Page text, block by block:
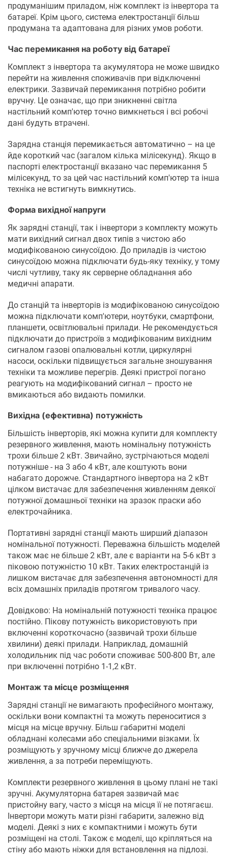
продуманішим приладом, ніж комплект із інвертора та
батареї. Крім цього, система електростанції більш
продумана та адаптована для різних умов роботи.
Час перемикання на роботу від батареї
Комплект з інвертора та акумулятора не може швидко
перейти на живлення споживачів при відключенні
електрики. Зазвичай перемикання потрібно робити
вручну. Це означає, що при зникненні світла
настільний комп'ютер точно вимкнеться і всі робочі
дані будуть втрачені.
Зарядна станція перемикається автоматично – на це
йде короткий час (загалом кілька мілісекунд). Якщо в
паспорті електростанції вказано час перемикання 5
мілісекунд, то за цей час настільний комп'ютер та інша
техніка не встигнуть вимкнутись.
Форма вихідної напруги
Як зарядні станції, так і інвертори з комплекту можуть
мати вихідний сигнал двох типів з чистою або
модифікованою синусоїдою. До приладів із чистою
синусоїдою можна підключати будь-яку техніку, у тому
числі чутливу, таку як серверне обладнання або
медичні апарати.
До станцій та інверторів із модифікованою синусоїдою
можна підключати комп'ютери, ноутбуки, смартфони,
планшети, освітлювальні прилади. Не рекомендується
підключати до пристроїв з модифікованим вихідним
сигналом газові опалювальні котли, циркулярні
насоси, оскільки підвищується загальне зношування
техніки та можливе перегрів. Деякі пристрої погано
реагують на модифікований сигнал – просто не
вмикаються або видають помилки.
Вихідна (ефективна) потужність
Більшість інверторів, які можна купити для комплекту
резервного живлення, мають номінальну потужність
трохи більше 2 кВт. Звичайно, зустрічаються моделі
потужніше - на 3 або 4 кВт, але коштують вони
набагато дорожче. Стандартного інвертора на 2 кВт
цілком вистачає для забезпечення живленням деякої
потужної домашньої техніки на зразок праски або
електрочайника.
Портативні зарядні станції мають ширший діапазон
номінальної потужності. Переважна більшість моделей
також має не більше 2 кВт, але є варіанти на 5-6 кВт з
піковою потужністю 10 кВт. Таких електростанцій із
лишком вистачає для забезпечення автономності для
всіх домашніх приладів протягом тривалого часу.
Довідково: На номінальній потужності техніка працює
постійно. Пікову потужність використовують при
включенні короткочасно (зазвичай трохи більше
хвилини) деякі прилади. Наприклад, домашній
холодильник під час роботи споживає 500-800 Вт, але
при включенні потрібно 1-1,2 кВт.
Монтаж та місце розміщення
Зарядні станції не вимагають професійного монтажу,
оскільки вони компактні та можуть переноситися з
місця на місце вручну. Більш габаритні моделі
обладнані колесами або спеціальними візками. Їх
розміщують у зручному місці ближче до джерела
живлення, а за потреби переміщують.
Комплекти резервного живлення в цьому плані не такі
зручні. Акумуляторна батарея зазвичай має
пристойну вагу, часто з місця на місця її не потягаєш.
Інвертори можуть мати різні габарити, залежно від
моделі. Деякі з них є компактними і можуть бути
розміщені на столі. Також є моделі, що кріпляться на
стіну або мають ніжки для встановлення на підлозі.